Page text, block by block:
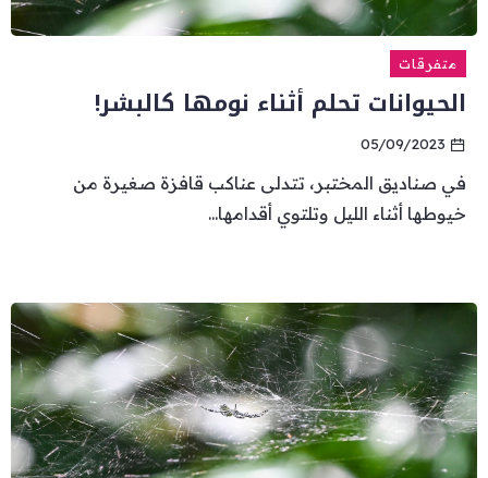
متفرقات
الحيوانات تحلم أثناء نومها كالبشر!
05/09/2023
في صناديق المختبر، تتدلى عناكب قافزة صغيرة من
خيوطها أثناء الليل وتلتوي أقدامها...